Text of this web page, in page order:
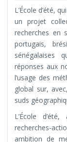
L’École d’été,
un projet
recherches en
portugais,
sénégalaises
réponses aux
l’usage des
global sur,
suds
L’École
recherches-
ambition de